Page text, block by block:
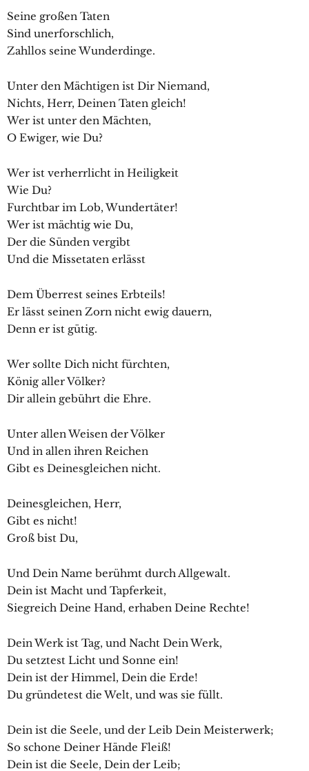
Seine großen Taten
Sind unerforschlich,
Zahllos seine Wunderdinge.
Unter den Mächtigen ist Dir Niemand,
Nichts, Herr, Deinen Taten gleich!
Wer ist unter den Mächten,
O Ewiger, wie Du?
Wer ist verherrlicht in Heiligkeit
Wie Du?
Furchtbar im Lob, Wundertäter!
Wer ist mächtig wie Du,
Der die Sünden vergibt
Und die Missetaten erlässt
Dem Überrest seines Erbteils!
Er lässt seinen Zorn nicht ewig dauern,
Denn er ist gütig.
Wer sollte Dich nicht fürchten,
König aller Völker?
Dir allein gebührt die Ehre.
Unter allen Weisen der Völker
Und in allen ihren Reichen
Gibt es Deinesgleichen nicht.
Deinesgleichen, Herr,
Gibt es nicht!
Groß bist Du,
Und Dein Name berühmt durch Allgewalt.
Dein ist Macht und Tapferkeit,
Siegreich Deine Hand, erhaben Deine Rechte!
Dein Werk ist Tag, und Nacht Dein Werk,
Du setztest Licht und Sonne ein!
Dein ist der Himmel, Dein die Erde!
Du gründetest die Welt, und was sie füllt.
Dein ist die Seele, und der Leib Dein Meisterwerk;
So schone Deiner Hände Fleiß!
Dein ist die Seele, Dein der Leib;